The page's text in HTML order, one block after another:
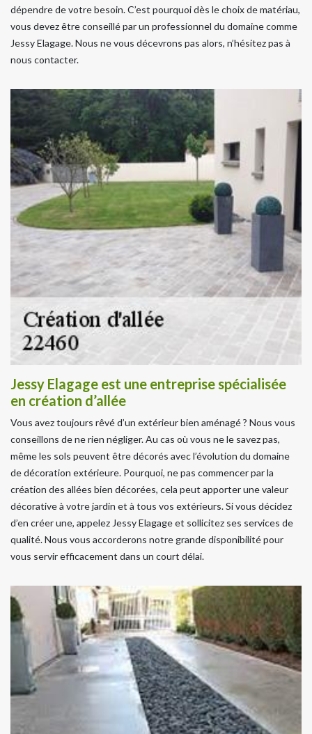
dépendre de votre besoin. C’est pourquoi dès le choix de matériau,
vous devez être conseillé par un professionnel du domaine comme
Jessy Elagage. Nous ne vous décevrons pas alors, n’hésitez pas à
nous contacter.
Jessy Elagage est une entreprise spécialisée
en création d’allée
Vous avez toujours rêvé d’un extérieur bien aménagé ? Nous vous
conseillons de ne rien négliger. Au cas où vous ne le savez pas,
même les sols peuvent être décorés avec l’évolution du domaine
de décoration extérieure. Pourquoi, ne pas commencer par la
création des allées bien décorées, cela peut apporter une valeur
décorative à votre jardin et à tous vos extérieurs. Si vous décidez
d’en créer une, appelez Jessy Elagage et sollicitez ses services de
qualité. Nous vous accorderons notre grande disponibilité pour
vous servir efficacement dans un court délai.